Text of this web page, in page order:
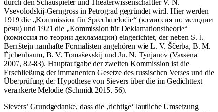
durch den Schauspieler und Theaterwissenschaftler V. N.
Vsevolodskij-Gerngross in Petrograd gegründet wird. Hier werden
1919 die „Kommission für Sprechmelodie“ (комиссия по мелодии
речи) und 1921 die „Kommission für Deklamationstheorie“
(комиссия по теории декламации) eingerichtet, der neben S. I.
Bernštejn namhafte Formalisten angehören wie L. V. Ščerba, B. M.
Ėjchenbaum, B. V. Tomaševskij und Ju. N. Tynjanov (Vassena
2007, 82-83). Hauptaufgabe der zweiten Kommission ist die
Erschließung der immanenten Gesetze des russischen Verses und die
Überprüfung der Hypothese von Sievers über die im Gedichttext
verankerte Melodie (Schmidt 2015, 56).
Sievers’ Grundgedanke, dass die ‚richtige‘ lautliche Umsetzung